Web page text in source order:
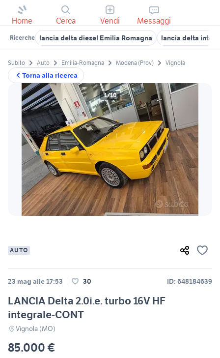
Home Cerca Vendi Messaggi
Ricerche lancia delta diesel Emilia Romagna lancia delta
Torna alla ricerca
Subito Auto Emilia-Romagna Modena (Prov) Vignola
1/10
AUTO
23 mag alle 17:53 30 ID: 648184639
LANCIA Delta 2.0i.e. turbo 16V HF
integrale-CONT
Vignola (MO)
85.000 €